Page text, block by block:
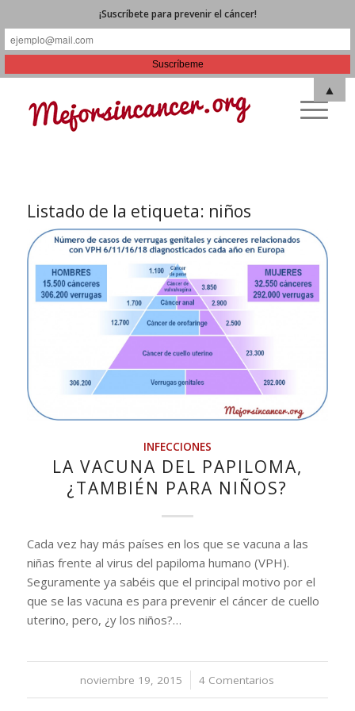
Listado de la etiqueta: niños
INFECCIONES
LA VACUNA DEL PAPILOMA,
¿TAMBIÉN PARA NIÑOS?
Cada vez hay más países en los que se vacuna a las
niñas frente al virus del papiloma humano (VPH).
Seguramente ya sabéis que el principal motivo por el
que se las vacuna es para prevenir el cáncer de cuello
uterino, pero, ¿y los niños?…
noviembre 19, 2015
/ 4 Comentarios
¡Suscríbete para prevenir el cáncer!
▲